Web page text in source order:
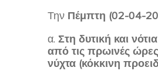
Την Πέμπτη (02-04-
α.Στη δυτική και
από τις πρωινές
νύχτα (κόκκινη